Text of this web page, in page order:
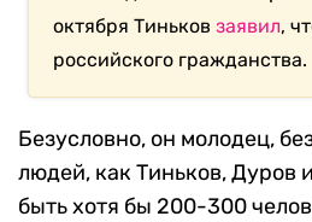
октября Тиньковзаявил,
российского гражданства.
Безусловно, он молодец,
людей, как Тиньков, Дуров
быть хотя бы 200-300